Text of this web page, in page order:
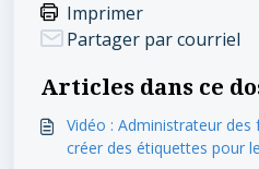
Imprimer
Partager par courriel
Articles dans ce
Vidéo : Administrateur
créer des étiquettes pour